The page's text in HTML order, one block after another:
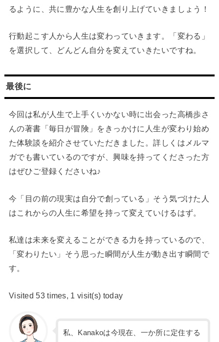
るように、共に豊かな人生を創り上げていきましょう！
行動起こす人から人生は変わっていきます。「変わる」
を選択して、どんどん自分を変えていきたいですね。
最後に
今回は私が人生で上手くいかない時に出会った高橋歩さ
んの著書「毎日が冒険」をきっかけに人生が変わり始め
た体験談を紹介させていただきました。詳しくはメルマ
ガでも書いているのですが、興味を持ってくださった方
はぜひご登録くださいね♪
今「目の前の現実は自分で創っている」そう気づけた人
はこれからの人生に希望を持って変えていけるはず。
私達は未来を変えることができる力を持っているので、
「変わりたい」そう思った瞬間が人生が動き出す瞬間で
す。
Visited 53 times, 1 visit(s) today
私、Kanakoは今現在、一か所に定住する